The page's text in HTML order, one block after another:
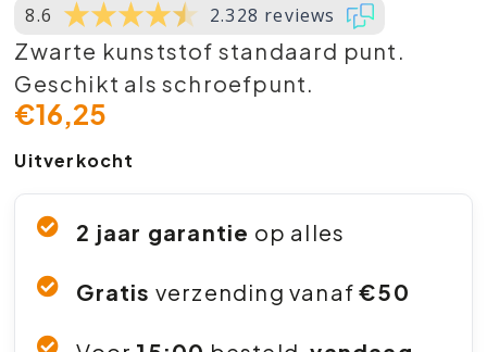
8.6 2.328 reviews
Zwarte kunststof standaard punt.
Geschikt als schroefpunt.
€16,25
Uitverkocht
2 jaar garantie op alles
Gratis verzending vanaf€50